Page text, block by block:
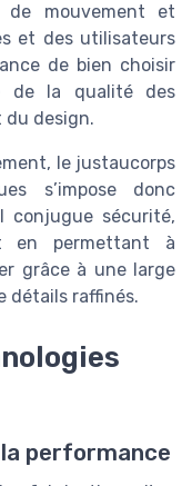
mouvement et
et des utilisateurs
de bien choisir
de la qualité des
du design.
le justaucorps
s’impose donc
conjugue sécurité,
en permettant à
grâce à une large
détails raffinés.
performance